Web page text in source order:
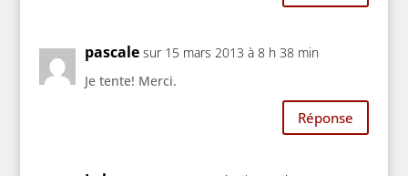
pascale sur 15 mars 2013 à 8 h 38 min
Je tente! Merci.
Réponse